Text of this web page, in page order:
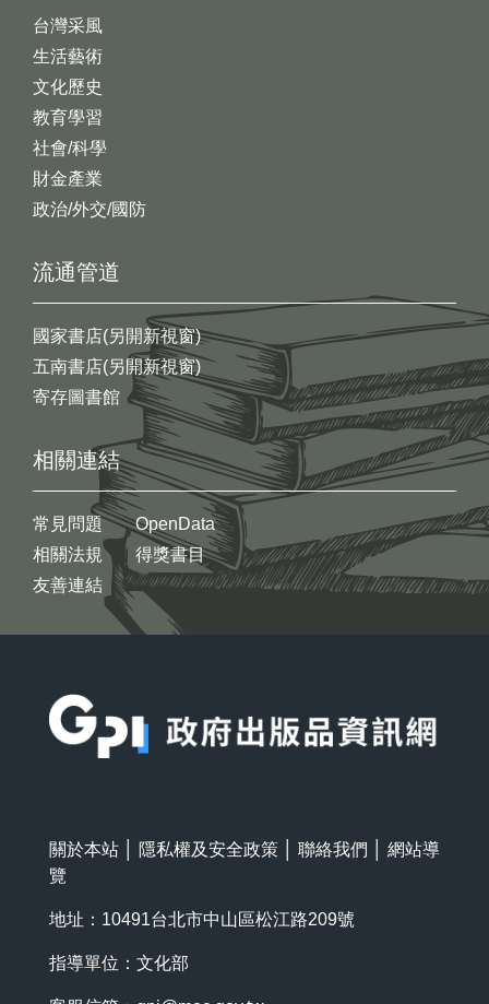
台灣采風
生活藝術
文化歷史
教育學習
社會/科學
財金產業
政治/外交/國防
流通管道
國家書店(另開新視窗)
五南書店(另開新視窗)
寄存圖書館
相關連結
常見問題
相關法規
友善連結
OpenData
得獎書目
關於本站 隱私權及安全政策 聯絡我們
網站導
覽
地址：10491台北市中山區松江路209號
指導單位：文化部